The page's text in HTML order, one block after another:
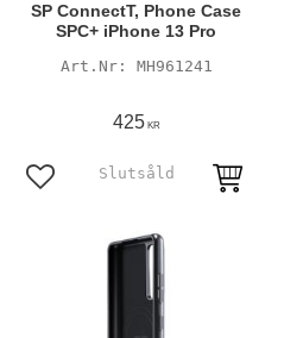
SP ConnectT, Phone Case
SPC+ iPhone 13 Pro
MH961241
425KR
Lägg till i favoriter